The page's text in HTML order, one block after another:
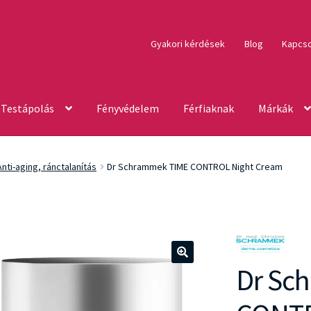
Gyakori kérdések Blog
Testápolás Fényvédelem Férfiaknak Márkák
aging, ránctalanítás Dr Schrammek TIME CONTROL Night Cream
Dr